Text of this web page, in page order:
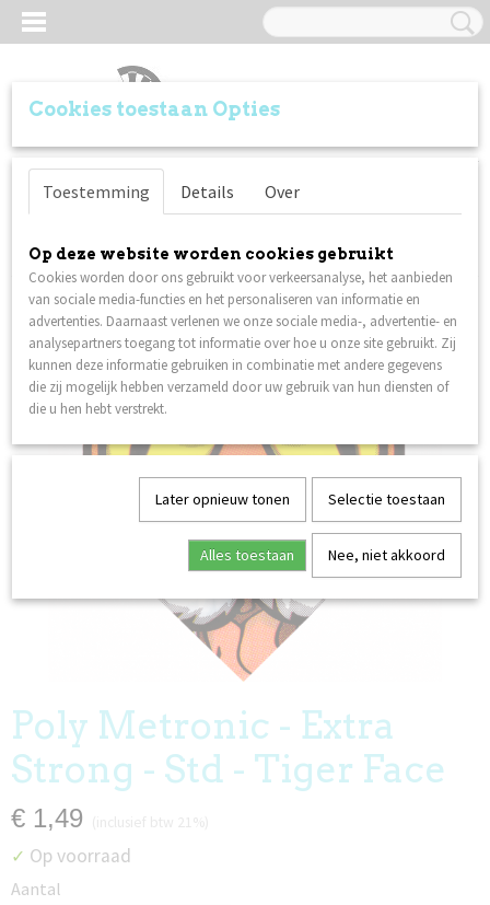
Inloggen Registreren
UW WINKELWAGEN
Home>Flights>Poly Metronic - Extra Strong - Std - Tiger Face
Poly Metronic - Extra
Strong - Std - Tiger Face
€ 1,49
✓ Op voorraad
Aantal
Cookies toestaan Opties
Toestemming Details Over
Op deze website worden cookies gebruikt
Cookies worden door ons gebruikt voor verkeersanalyse, het aanbieden
van sociale media-functies en het personaliseren van informatie en
advertenties. Daarnaast verlenen we onze sociale media-, advertentie- en
analysepartners toegang tot informatie over hoe u onze site gebruikt. Zij
kunnen deze informatie gebruiken in combinatie met andere gegevens
die zij mogelijk hebben verzameld door uw gebruik van hun diensten of
die u hen hebt verstrekt.
Later opnieuw tonen Selectie toestaan
Alles toestaan Nee, niet akkoord